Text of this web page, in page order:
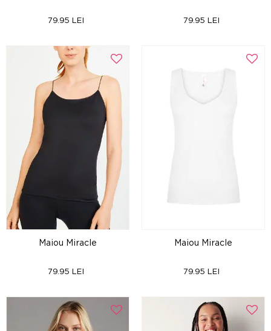
79.95 LEI 79.95 LEI
Maiou Miracle
79.95 LEI
Maiou Miracle
79.95 LEI